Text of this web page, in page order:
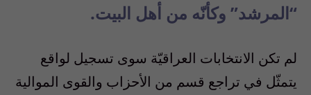
“المرشد” وكأنّه من أهل البيت.
لم تكن الانتخابات العراقيّة سوى تسجيل لواقع
يتمثّل في تراجع قسم من الأحزاب والقوى الموالية